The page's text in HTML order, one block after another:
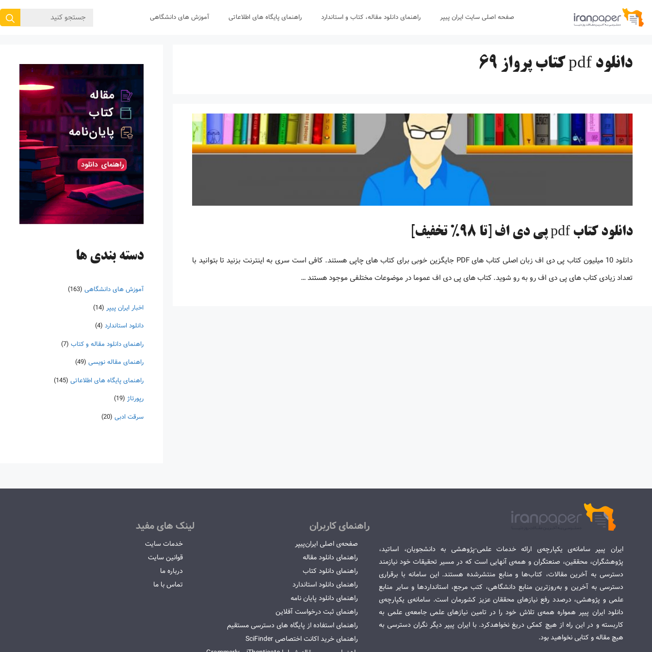
پرش
صفحه اصلی سایت ایران پیپر راهنمای دانلود مقاله، کتاب و استاندارد راهنمای پایگاه های اطلاعاتی آموزش های دانشگاهی
جستجوی
دانلود pdf کتاب پرواز ۶۹
دانلود کتاب pdf پی دی اف [تا 98% تخفیف]
دانلود 10 میلیون کتاب پی دی اف زبان اصلی کتاب های PDF جایگزین خوبی برای کتاب های چاپی هستند. کافی است سری به اینترنت بزنید تا بتوانید با
تعداد زیادی کتاب های پی دی اف رو به رو شوید. کتاب های پی دی اف عموما در موضوعات مختلفی موجود هستند …
دسته‌ بندی ها
آموزش های دانشگاهی (163)
اخبار ایران پیپر (14)
دانلود استاندارد (4)
راهنمای دانلود مقاله و کتاب (7)
راهنمای مقاله نویسی (49)
راهنمای پایگاه های اطلاعاتی (145)
رپورتاژ (19)
سرقت ادبی (20)
ایران پیپر سامانه‌ی یکپارچه‌ی ارائه خدمات علمی-پژوهشی به دانشجویان، اساتید،
پژوهشگران، محققین، صنعتگران و همه‌ی آنهایی است که در مسیر تحقیقات خود نیازمند
دسترسی به آخرین مقالات، کتاب‌ها و منابع منتشرشده هستند. این سامانه با برقراری
دسترسی به آخرین و به‌روزترین منابع دانشگاهی، کتب مرجع، استانداردها و سایر منابع
علمی و پژوهشی، درصدد رفع نیازهای محققان عزیز کشورمان است. سامانه‌ی یکپارچه‌ی
دانلود ایران پیپر همواره همه‌ی تلاش خود را در تامین نیازهای علمی جامعه‌ی علمی به
کاربسته و در این راه از هیچ کمکی دریغ نخواهدکرد. با ایران پیپر دیگر نگران دسترسی به
هیچ مقاله و کتابی نخواهید بود.
راهنمای کاربران
صفحه‌ی اصلی ایران‌پیپر
راهنمای دانلود مقاله
راهنمای دانلود کتاب
راهنمای دانلود استاندارد
راهنمای دانلود پایان نامه
راهنمای ثبت درخواست آفلاین
راهنمای استفاده از پایگاه های دسترسی مستقیم
راهنمای خرید اکانت اختصاصی SciFinder
لینک های مفید
خدمات سایت
قوانین سایت
درباره ما
تماس با ما